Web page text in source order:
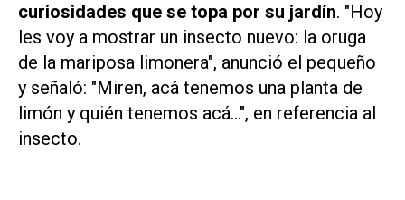
curiosidades que se topa por su jardín. "Hoy
les voy a mostrar un insecto nuevo: la oruga
de la mariposa limonera", anunció el pequeño
y señaló: "Miren, acá tenemos una planta de
limón y quién tenemos acá...", en referencia al
insecto.